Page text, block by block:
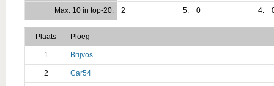
Max. 10 in top-20: 2 5: 0 4:
Plaats Ploeg
1 Brijvos
2 Car54